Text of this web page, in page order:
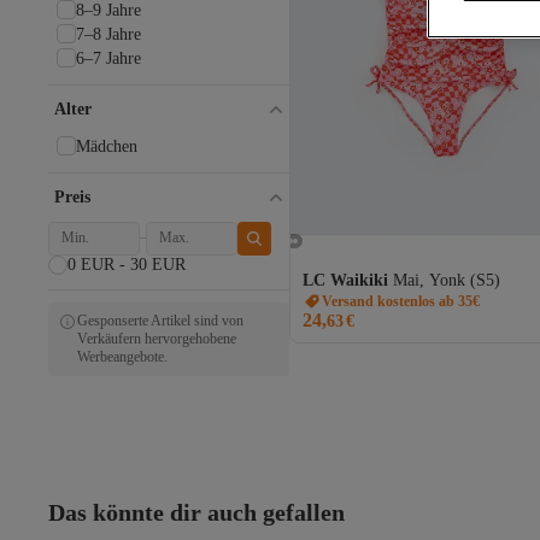
LC Waikiki Mai, Yonk (S5)
Versand kostenlos ab 35€
24,63€
8–9 Jahre
7–8 Jahre
6–7 Jahre
Alter
Mädchen
Preis
0 EUR - 30 EUR
Gesponserte Artikel sind von
Verkäufern hervorgehobene
Werbeangebote.
Das könnte dir auch gefallen